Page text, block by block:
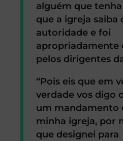
alguém que
que a igreja saiba
autoridade e foi
apropriadamente
pelos dirigentes
“Pois eis que em
verdade vos digo
um mandamento
minha igreja, por
que designei para